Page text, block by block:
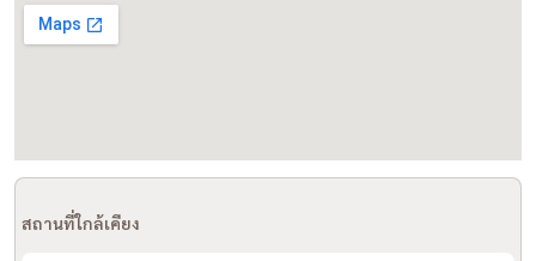
สถานที่ใกล้เคียง